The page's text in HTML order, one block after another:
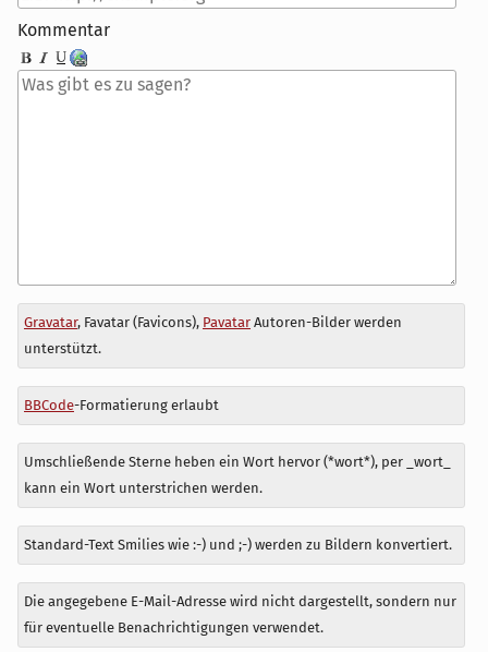
Kommentar
Antwort
zu
Gravatar, Favatar (Favicons), PavatarAutoren-Bilder werden
unterstützt.
BBCode-Formatierung erlaubt
Umschließende Sterne heben ein Wort hervor (*wort*), per _wort_
kann ein Wort unterstrichen werden.
Standard-Text Smilies wie :-) und ;-) werden zu Bildern konvertiert.
Die angegebene E-Mail-Adresse wird nicht dargestellt, sondern nur
für eventuelle Benachrichtigungen verwendet.